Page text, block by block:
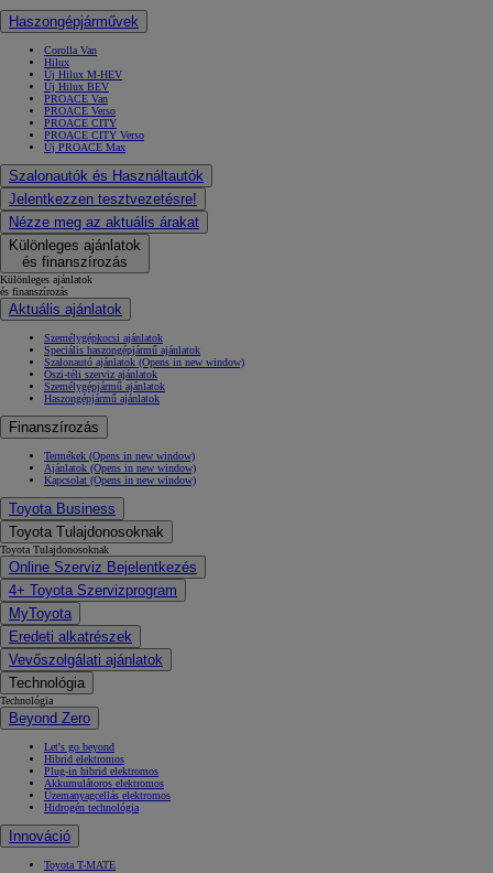
Haszongépjárművek
Corolla Van
Hilux
Új Hilux M-HEV
Új Hilux BEV
PROACE Van
PROACE Verso
PROACE CITY
PROACE CITY Verso
Új PROACE Max
Szalonautók és Használtautók
Jelentkezzen tesztvezetésre!
Nézze meg az aktuális árakat
Különleges ajánlatok
és finanszírozás
Különleges ajánlatok
és finanszírozás
Aktuális ajánlatok
Személygépkocsi ajánlatok
Speciális haszongépjármű ajánlatok
Szalonautó ajánlatok (Opens in new window)
Őszi-téli szerviz ajánlatok
Személygépjármű ajánlatok
Haszongépjármű ajánlatok
Finanszírozás
Termékek (Opens in new window)
Ajánlatok (Opens in new window)
Kapcsolat (Opens in new window)
Toyota Business
Toyota Tulajdonosoknak
Toyota Tulajdonosoknak
Online Szerviz Bejelentkezés
4+ Toyota Szervizprogram
MyToyota
Eredeti alkatrészek
Vevőszolgálati ajánlatok
Technológia
Technológia
Beyond Zero
Let's go beyond
Hibrid elektromos
Plug-in hibrid elektromos
Akkumulátoros elektromos
Üzemanyagcellás elektromos
Hidrogén technológia
Innováció
Toyota T-MATE